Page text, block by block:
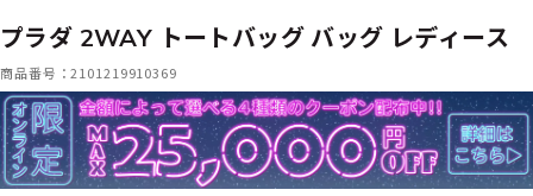
プラダ 2WAY トートバッグ バッグ レディース
商品番号：2101219910369